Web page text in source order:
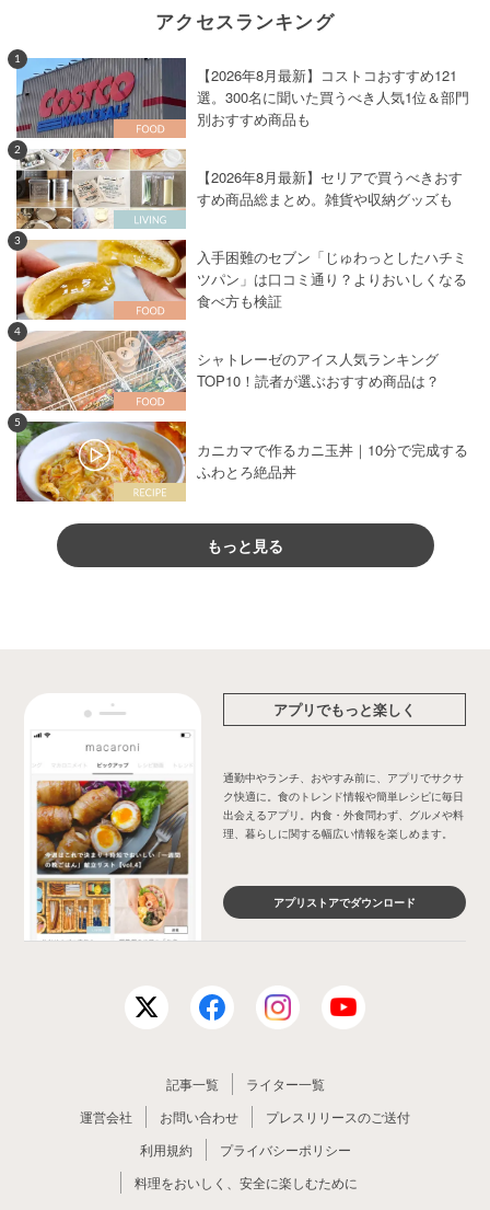
アクセスランキング
1
【2026年8月最新】コストコおすすめ121
選。300名に聞いた買うべき人気1位＆部門
別おすすめ商品も
2
【2026年8月最新】セリアで買うべきおす
すめ商品総まとめ。雑貨や収納グッズも
3
入手困難のセブン「じゅわっとしたハチミ
ツパン」は口コミ通り？よりおいしくなる
食べ方も検証
4
シャトレーゼのアイス人気ランキング
TOP10！読者が選ぶおすすめ商品は？
5
カニカマで作るカニ玉丼｜10分で完成する
ふわとろ絶品丼
もっと見る
アプリでもっと楽しく
通勤中やランチ、おやすみ前に、アプリでサクサ
ク快適に。食のトレンド情報や簡単レシピに毎日
出会えるアプリ。内食・外食問わず、グルメや料
理、暮らしに関する幅広い情報を楽しめます。
アプリストアでダウンロード
記事一覧
ライター一覧
運営会社
お問い合わせ
プレスリリースのご送付
利用規約
プライバシーポリシー
料理をおいしく、安全に楽しむために